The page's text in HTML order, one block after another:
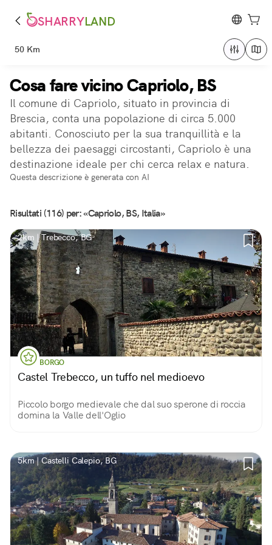
SHARRYLAND
50 Km
Cosa fare vicino Capriolo, BS
Il comune di Capriolo, situato in provincia di
Brescia, conta una popolazione di circa 5.000
abitanti. Conosciuto per la sua tranquillità e la
bellezza dei paesaggi circostanti, Capriolo è una
destinazione ideale per chi cerca relax e natura.
Questa descrizione è generata con AI
Risultati (116) per: «Capriolo, BS, Italia»
2km | Trebecco, BG
BORGO
Castel Trebecco, un tuffo nel medioevo
Piccolo borgo medievale che dal suo sperone di roccia
domina la Valle dell'Oglio
5km | Castelli Calepio, BG